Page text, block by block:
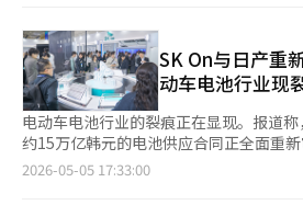
升产能利用率、产品升级和下一代电池的准备等。 在
面，计划推动北美五个生产基地的稳定运
元的生产能力，并积极扩大大规模可再生
基础设施的订单。 在电动车业务方面，计划在今年第四季度启动
美国亚利桑那州46系列生产线，该生产线
50%。通过逐步提高北美合资工厂的产
厂的中低价解决方案出货，提升美国和欧洲的
代电池领域，计划通过新型高功率无插头
万亿韩元，额外确保年产3.6万吨，累计
这相当于可生产约150万辆电动车的数量。 镍是三元
（NCM·NCMA）电池的核心原料，含量
程越高，因此被视为影响电动车性能的战
池行业扩大高性能电动车用高镍正极材
供应已成为企业竞争力的关键因素。 艾克普罗比姆的代表崔文浩
表示：“当前全球电池产业中，资源安全
接决定企业的生存。”他还表示：“我们
的合计市场份额为15.6%，同比下降2.1个
案增长6.6%至23.7GWh，但SK On和三
27.7%。美国市场电动车销售放缓和全球
调整是主要原因。美国市场销售下降对韩
力，主要客户的电动车销售增长放缓导
时，中国企业继续增长，扩大了全球市
达到99.5GWh，同比增长15.2%，市场份
车制造商的国内销售增长和本地供应链竞
SK On与日产重
动车电池行业现
电动车电池行业的裂痕正在显现。报道
约15万亿韩元的电池供应合同正全面重
和投资压力，曾被称为“增长行业”的电
2026-05-05 17:33:00